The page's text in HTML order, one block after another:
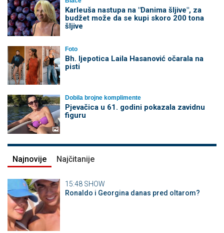
Karleuša nastupa na "Danima šljive", za
budžet može da se kupi skoro 200 tona
šljive
Foto
Bh. ljepotica Laila Hasanović očarala na
pisti
Dobila brojne komplimente
Pjevačica u 61. godini pokazala zavidnu
figuru
Najnovije Najčitanije
15:48 SHOW
Ronaldo i Georgina danas pred oltarom?